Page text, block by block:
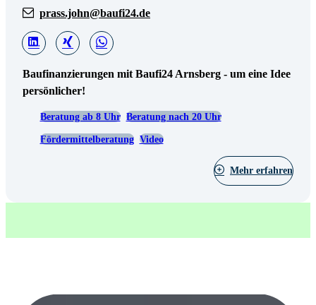
prass.john@baufi24.de
Baufinanzierungen mit Baufi24 Arnsberg - um eine Idee
persönlicher!
Beratung ab 8 Uhr Beratung nach 20 Uhr
Fördermittelberatung Video
Mehr erfahren